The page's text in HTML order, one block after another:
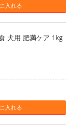
入れる
犬用 肥満ケア 1kg
入れる